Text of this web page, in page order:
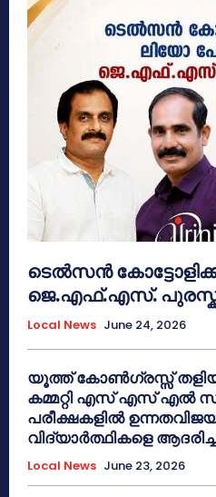
ടെൽസൻ
ജെ.എഫ്.എസ്.
Local News June 24, 2026
യൂത്ത് കോൺഗ്രസ്സ്
കമ്മറ്റി എസ് എസ് എൽ
പരീക്ഷകളിൽ
വിദ്യാർത്ഥികളെ
Local News June 23, 2026